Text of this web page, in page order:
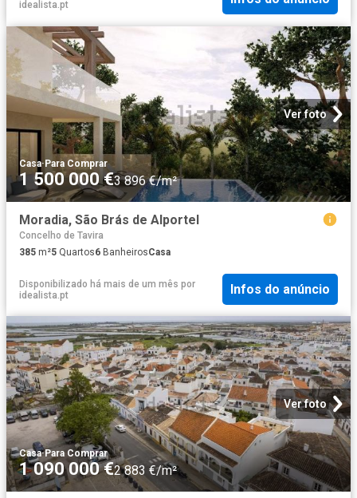
idealista.pt
Ver foto
Casa·Para Comprar
1 500 000 €3 896 €/m²
Moradia, São Brás de Alportel
Concelho de Tavira
385 m²5 Quartos6 BanheirosCasa
Disponibilizado há mais de um mês por
idealista.pt
Infos do anúncio
Ver foto
Casa·Para Comprar
1 090 000 €2 883 €/m²